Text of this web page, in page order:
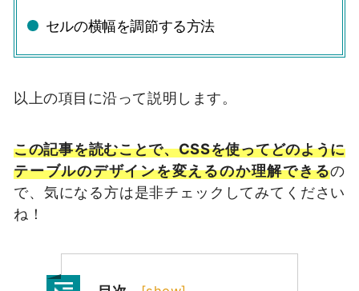
セルの横幅を調節する方法
以上の項目に沿って説明します。
この記事を読むことで、CSSを使ってどのように
テーブルのデザインを変えるのか理解できるの
で、気になる方は是非チェックしてみてください
ね！